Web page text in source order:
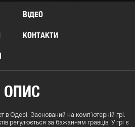
ВІДЕО
КОНТАКТИ
ОПИС
в Одесі. Заснований на комп`ютерній грі.
регулюється за бажанням гравців. У грі є